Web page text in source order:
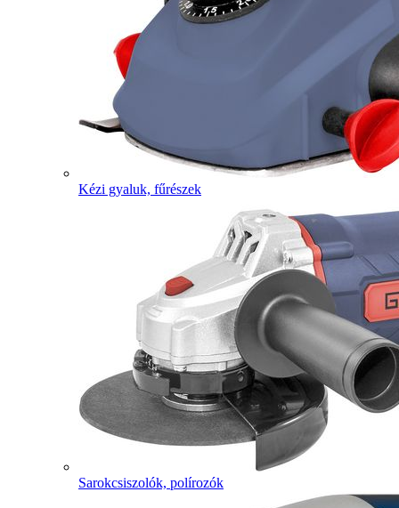
Kézi gyaluk, fűrészek
Sarokcsiszolók, polírozók